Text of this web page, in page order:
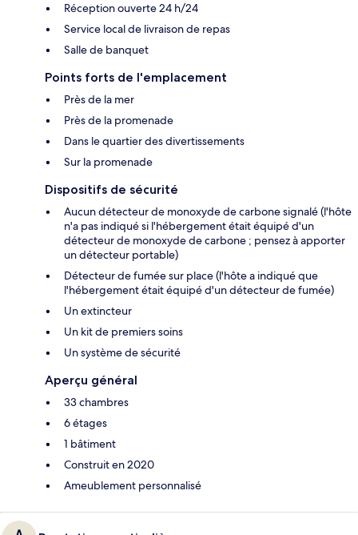
Réception ouverte 24 h/24
Service local de livraison de repas
Salle de banquet
Points forts de l'emplacement
Près de la mer
Près de la promenade
Dans le quartier des divertissements
Sur la promenade
Dispositifs de sécurité
Aucun détecteur de monoxyde de carbone signalé (l'hôte
n'a pas indiqué si l'hébergement était équipé d'un
détecteur de monoxyde de carbone ; pensez à apporter
un détecteur portable)
Détecteur de fumée sur place (l'hôte a indiqué que
l'hébergement était équipé d'un détecteur de fumée)
Un extincteur
Un kit de premiers soins
Un système de sécurité
Aperçu général
33 chambres
6 étages
1 bâtiment
Construit en 2020
Ameublement personnalisé